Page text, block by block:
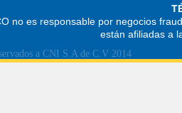
no es responsable por negocios
están afiliadas a
a CNI S.A de C.V 2014